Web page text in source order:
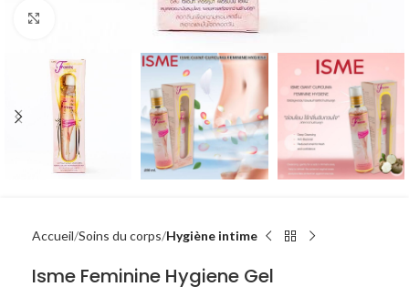
Accueil Soins du corps Hygiène intime
Isme Feminine Hygiene Gel